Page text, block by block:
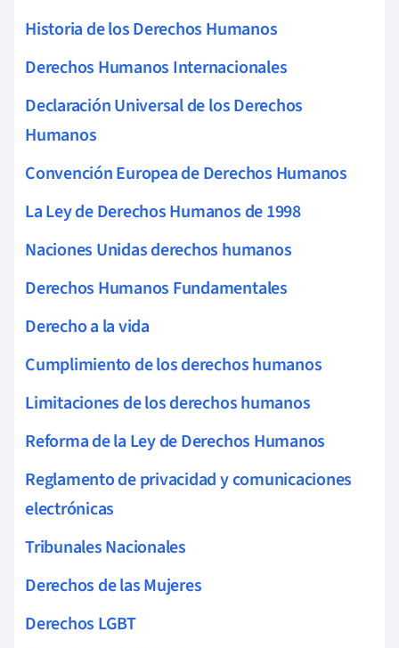
Historia de los Derechos Humanos
Derechos Humanos Internacionales
Declaración Universal de los Derechos
Humanos
Convención Europea de Derechos Humanos
La Ley de Derechos Humanos de 1998
Naciones Unidas derechos humanos
Derechos Humanos Fundamentales
Derecho a la vida
Cumplimiento de los derechos humanos
Limitaciones de los derechos humanos
Reforma de la Ley de Derechos Humanos
Reglamento de privacidad y comunicaciones
electrónicas
Tribunales Nacionales
Derechos de las Mujeres
Derechos LGBT